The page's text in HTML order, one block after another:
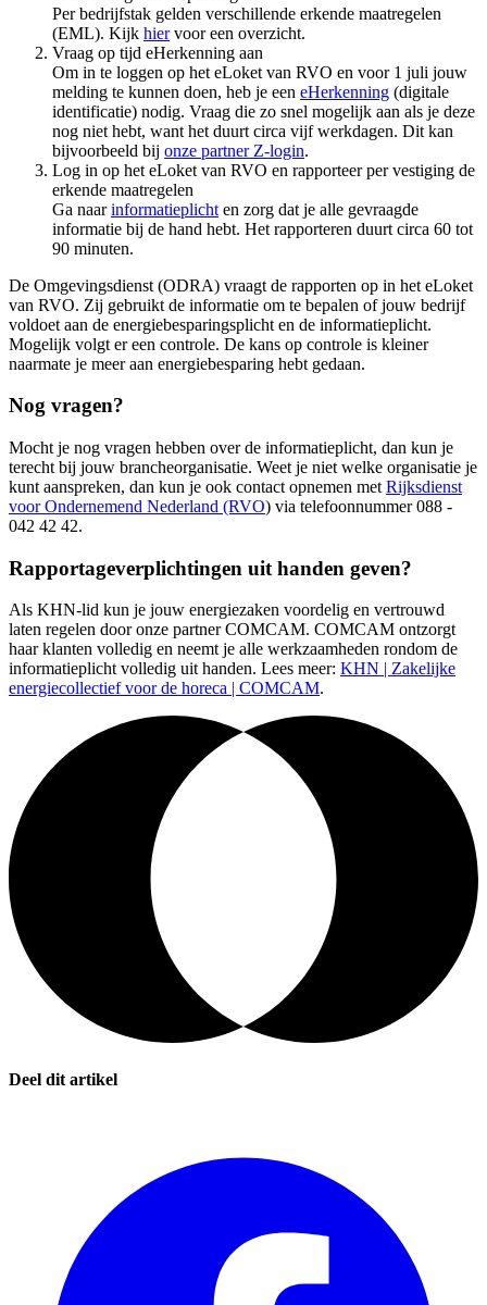
Per bedrijfstak gelden verschillende erkende maatregelen
(EML). Kijk hiervoor een overzicht.
Vraag op tijd eHerkenning aan
Om in te loggen op het eLoket van RVO en voor 1 juli jouw
melding te kunnen doen, heb je een eHerkenning (digitale
identificatie) nodig. Vraag die zo snel mogelijk aan als je deze
nog niet hebt, want het duurt circa vijf werkdagen. Dit kan
bijvoorbeeld bij onze partner Z-login.
Log in op het eLoket van RVO en rapporteer per vestiging de
erkende maatregelen
Ga naarinformatieplicht en zorg dat je alle gevraagde
informatie bij de hand hebt. Het rapporteren duurt circa 60 tot
90 minuten.
De Omgevingsdienst (ODRA) vraagt de rapporten op in het eLoket
van RVO. Zij gebruikt de informatie om te bepalen of jouw bedrijf
voldoet aan de energiebesparingsplicht en de informatieplicht.
Mogelijk volgt er een controle. De kans op controle is kleiner
naarmate je meer aan energiebesparing hebt gedaan.
Nog vragen?
Mocht je nog vragen hebben over de informatieplicht, dan kun je
terecht bij jouw brancheorganisatie. Weet je niet welke organisatie je
kunt aanspreken, dan kun je ook contact opnemen met Rijksdienst
voor Ondernemend Nederland (RVO) via telefoonnummer 088 -
042 42 42.
Rapportageverplichtingen uit handen geven?
Als KHN-lid kun je jouw energiezaken voordelig en vertrouwd
laten regelen door onze partner COMCAM. COMCAM ontzorgt
haar klanten volledig en neemt je alle werkzaamheden rondom de
informatieplicht volledig uit handen. Lees meer: KHN | Zakelijke
energiecollectief voor de horeca | COMCAM.
Deel dit artikel